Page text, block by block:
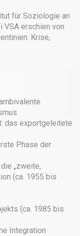
für Soziologie an
VSA erschien von
Krise,
das exportgeleitete
Phase der
„zweite,
(ca. 1955 bis
(ca. 1985 bis
Integration